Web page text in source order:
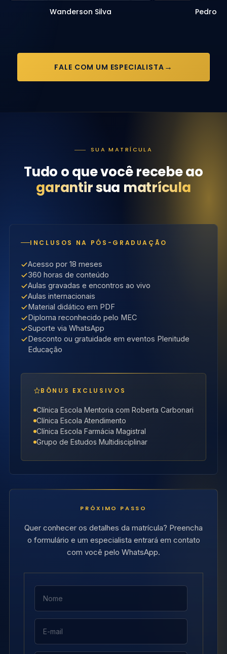
Wanderson Silva Pedro
FALE COM UM ESPECIALISTA
SUA MATRÍCULA
Tudo o que você recebe ao
garantir sua matrícula
INCLUSOS NA PÓS-GRADUAÇÃO
Acesso por 18 meses
360 horas de conteúdo
Aulas gravadas e encontros ao vivo
Aulas internacionais
Material didático em PDF
Diploma reconhecido pelo MEC
Suporte via WhatsApp
Desconto ou gratuidade em eventos Plenitude
Educação
BÔNUS EXCLUSIVOS
Clínica Escola Mentoria com Roberta Carbonari
Clínica Escola Atendimento
Clínica Escola Farmácia Magistral
Grupo de Estudos Multidisciplinar
PRÓXIMO PASSO
Quer conhecer os detalhes da matrícula? Preencha
o formulário e um especialista entrará em contato
com você pelo WhatsApp.